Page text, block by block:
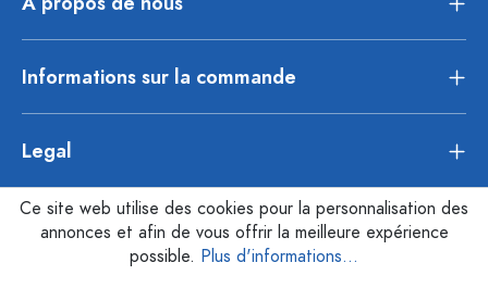
Informations sur la commande
Legal
Ce site web utilise des cookies pour la personnalisation des
annonces et afin de vous offrir la meilleure expérience
possible. Plus d'informations...